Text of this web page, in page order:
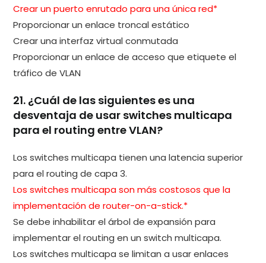
Crear un puerto enrutado para una única red*
Proporcionar un enlace troncal estático
Crear una interfaz virtual conmutada
Proporcionar un enlace de acceso que etiquete el
tráfico de VLAN
21. ¿Cuál de las siguientes es una
desventaja de usar switches multicapa
para el routing entre VLAN?
Los switches multicapa tienen una latencia superior
para el routing de capa 3.
Los switches multicapa son más costosos que la
implementación de router-on-a-stick.*
Se debe inhabilitar el árbol de expansión para
implementar el routing en un switch multicapa.
Los switches multicapa se limitan a usar enlaces